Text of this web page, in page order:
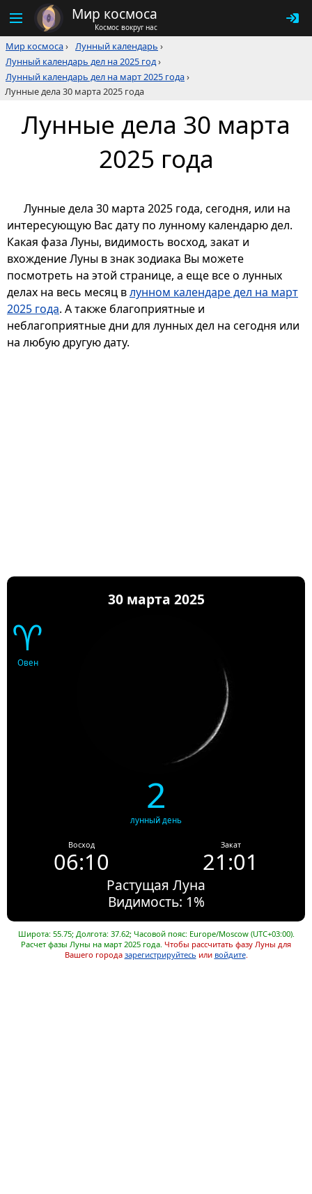
Мир космоса
Космос вокруг нас
Мир космоса› Лунный календарь ›
Лунный календарь дел на 2025 год›
Лунный календарь дел на март 2025 года›
Лунные дела 30 марта 2025 года
Лунные дела 30 марта
2025 года
Лунные дела 30 марта 2025 года, сегодня, или на
интересующую Вас дату по лунному календарю дел.
Какая фаза Луны, видимость восход, закат и
вхождение Луны в знак зодиака Вы можете
посмотреть на этой странице, а еще все о лунных
делах на весь месяц влунном календаре дел на март
2025 года. А также благоприятные и
неблагоприятные дни для лунных дел на сегодня или
на любую другую дату.
30 марта 2025
♈
Овен
2
лунный день
Восход
06:10
Закат
21:01
Растущая Луна
Видимость: 1%
Широта: 55.75; Долгота: 37.62; Часовой пояс: Europe/Moscow (UTC+03:00).
Расчет фазы Луны на март 2025 года. Чтобы рассчитать фазу Луны для
Вашего города зарегистрируйтесь или войдите.